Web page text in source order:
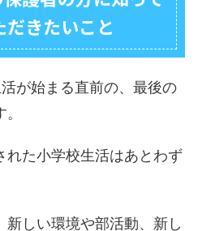
だきたいこと
が始まる直前の、最後の
れた小学校生活はあとわず
しい環境や部活動、新し